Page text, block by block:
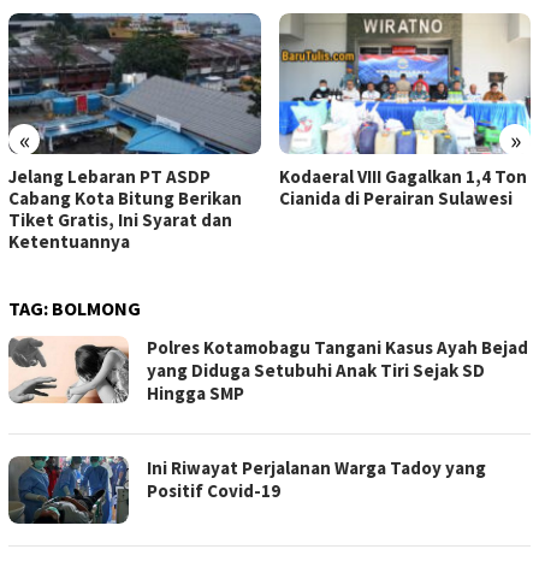
« »
Jelang Lebaran PT ASDP
Cabang Kota Bitung Berikan
Tiket Gratis, Ini Syarat dan
Ketentuannya
Kodaeral VIII Gagalkan 1,4 Ton
Cianida di Perairan Sulawesi
TAG: BOLMONG
Polres Kotamobagu Tangani Kasus Ayah Bejad
yang Diduga Setubuhi Anak Tiri Sejak SD
Hingga SMP
Ini Riwayat Perjalanan Warga Tadoy yang
Positif Covid-19